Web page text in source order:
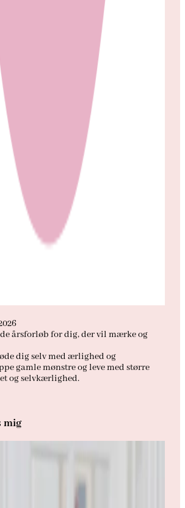
årsforløb for dig, der vil mærke og
dig selv med ærlighed og
gamle mønstre og leve med større
og selvkærlighed.
mig